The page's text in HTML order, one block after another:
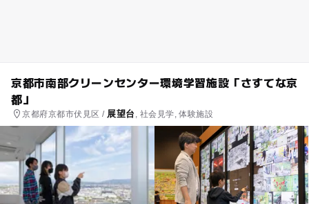
京都市南部クリーンセンター環境学習施設「さすてな京
都」
京都府京都市伏見区 / 展望台 , 社会見学, 体験施設